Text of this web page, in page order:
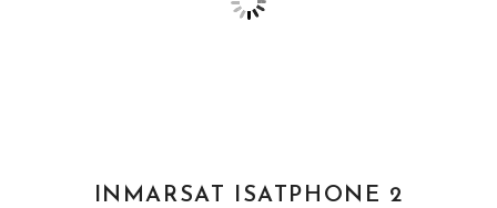
INMARSAT ISATPHONE 2